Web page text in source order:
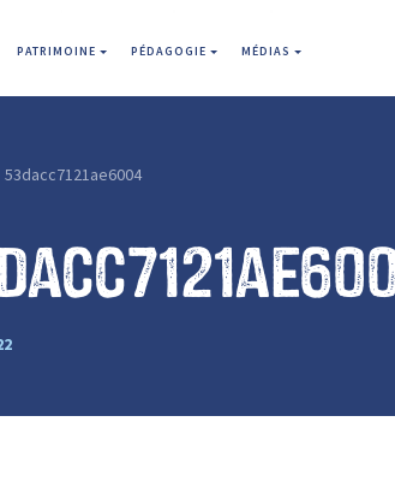
PATRIMOINE PÉDAGOGIE MÉDIAS
53dacc7121ae6004